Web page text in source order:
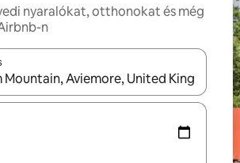
nyaralókat, otthonokat és még
n
között a felfelé és a lefelé nyíllal